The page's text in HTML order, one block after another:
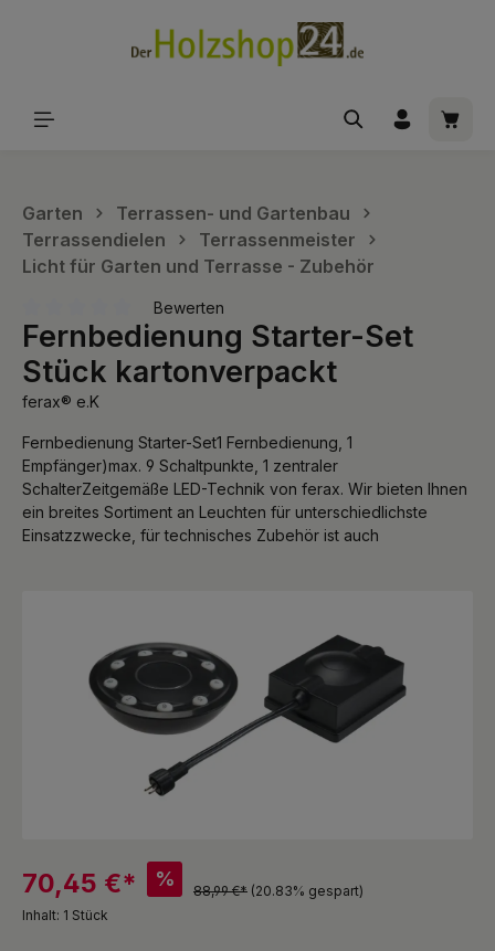
Garten
Terrassen- und Gartenbau
Terrassendielen
Terrassenmeister
Licht für Garten und Terrasse - Zubehör
Durchschnittliche Bewertung von 0 von 5 Sternen
Bewerten
Fernbedienung Starter-Set
Stück kartonverpackt
ferax® e.K
Fernbedienung Starter-Set1 Fernbedienung, 1
Empfänger)max. 9 Schaltpunkte, 1 zentraler
SchalterZeitgemäße LED-Technik von ferax. Wir bieten Ihnen
ein breites Sortiment an Leuchten für unterschiedlichste
Einsatzzwecke, für technisches Zubehör ist auch
70,45 €* %
88,99 €* (20.83% gespart)
Inhalt: 1 Stück